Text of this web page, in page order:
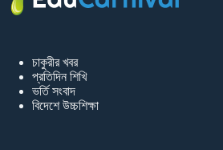
চাকুরীর খবর
প্রতিদিন শিখি
ভর্তি সংবাদ
বিদেশে উচ্চশিক্ষা